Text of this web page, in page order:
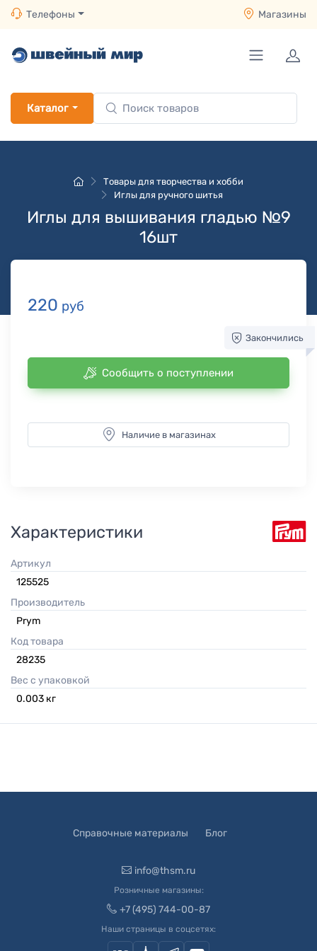
Телефоны Магазины
Каталог
Товары для творчества и хобби
Иглы для ручного шитья
Иглы для вышивания гладью №9
16шт
220 руб
Закончились
Сообщить о поступлении
Наличие в магазинах
Характеристики
Артикул
125525
Производитель
Prym
Код товара
28235
Вес с упаковкой
0.003 кг
Справочные материалы Блог
info@thsm.ru
Розничные магазины:
+7 (495) 744-00-87
Наши страницы в соцсетях: